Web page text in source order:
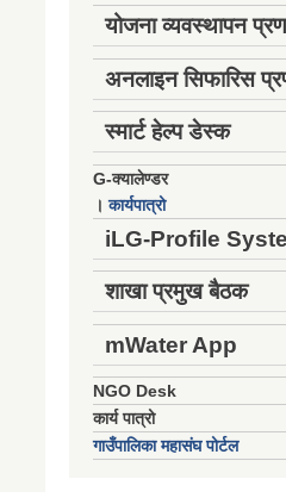
योजना व्यवस्थापन
अनलाइन सिफारिस
स्मार्ट हेल्प डेस्क
G-क्यालेण्डर
।कार्यपात्रो
iLG-Profile
शाखा प्रमुख बैठक
mWater App
NGO Desk
कार्य पात्रो
गाउँपालिका महासंघ पोर्टल